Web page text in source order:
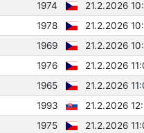
1974
21.2.2026
1978
21.2.2026
1969
21.2.2026
1976
21.2.2026
1965
21.2.2026
1993
21.2.2026
1975
21.2.2026